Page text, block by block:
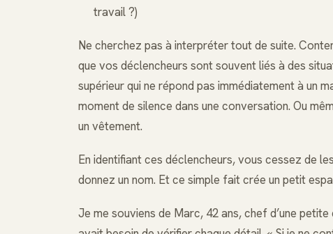
travail ?)
Ne cherchez pas à interpréter tout de suite.
que vos déclencheurs sont souvent liés à des
supérieur qui ne répond pas immédiatement à un
moment de silence dans une conversation. Ou
un vêtement.
En identifiant ces déclencheurs, vous cessez de
donnez un nom. Et ce simple fait crée un petit
Je me souviens de Marc, 42 ans, chef d’une